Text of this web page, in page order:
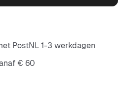
PostNL 1-3 werkdagen
€ 60